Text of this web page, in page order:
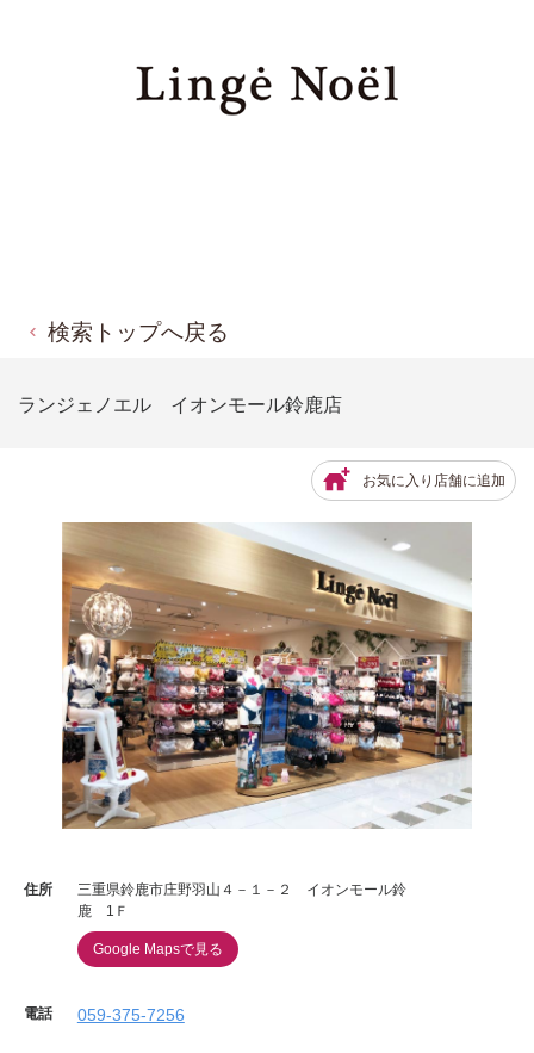
検索トップへ戻る
ランジェノエル イオンモール鈴鹿店
お気に入り店舗に追加
住所
三重県鈴鹿市庄野羽山４－１－２ イオンモール鈴
鹿 1Ｆ
Google Mapsで見る
電話 059-375-7256